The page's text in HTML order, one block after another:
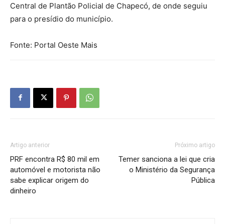
Central de Plantão Policial de Chapecó, de onde seguiu
para o presídio do município.
Fonte: Portal Oeste Mais
Artigo anterior
PRF encontra R$ 80 mil em
automóvel e motorista não
sabe explicar origem do
dinheiro
Próximo artigo
Temer sanciona a lei que cria
o Ministério da Segurança
Pública